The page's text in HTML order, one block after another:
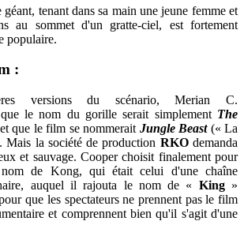
tenant dans sa main une jeune femme et
au sommet d'un gratte-ciel, est fortement
populaire.
:
versions du scénario, Merian C.
le nom du gorille serait simplement The
que le film se nommerait Jungle Beast(« La
Mais la société de production RKOdemanda
et sauvage. Cooper choisit finalement pour
nom de Kong, qui était celui d'une chaîne
auquel il rajouta le nom de « King»
que les spectateurs ne prennent pas le film
et comprennent bien qu'il s'agit d'une